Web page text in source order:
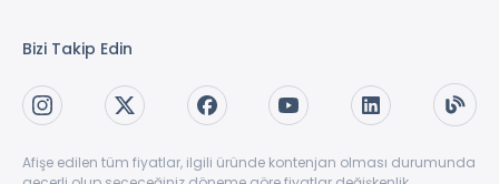
Bizi Takip Edin
Afişe edilen tüm fiyatlar, ilgili üründe kontenjan olması durumunda